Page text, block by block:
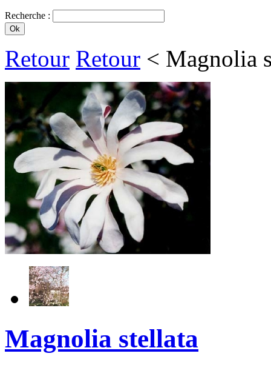
Recherche :
Retour Retour < Magnolia
Magnolia stellata